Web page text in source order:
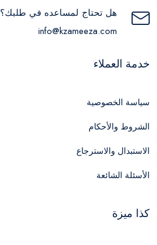
هل تحتاج لمساعده في طلبك؟
info@kzameeza.com
خدمة العملاء
سياسة الخصوصية
الشروط والأحكام
الاستبدال والاسترجاع
الأسئلة الشائعة
كذا ميزة